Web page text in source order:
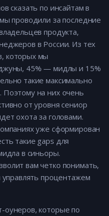
сказать по инсайтам в
проводили за последние
продукта,
в России. Из тех
которых мы
45% — мидлы и 15%
такие максимально
Поэтому на них очень
от уровня сениор
охота за головами.
уже сформирован
такие gaps для
в синьоры.
вам четко понимать,
управлять процентажем
оунеров, которые по